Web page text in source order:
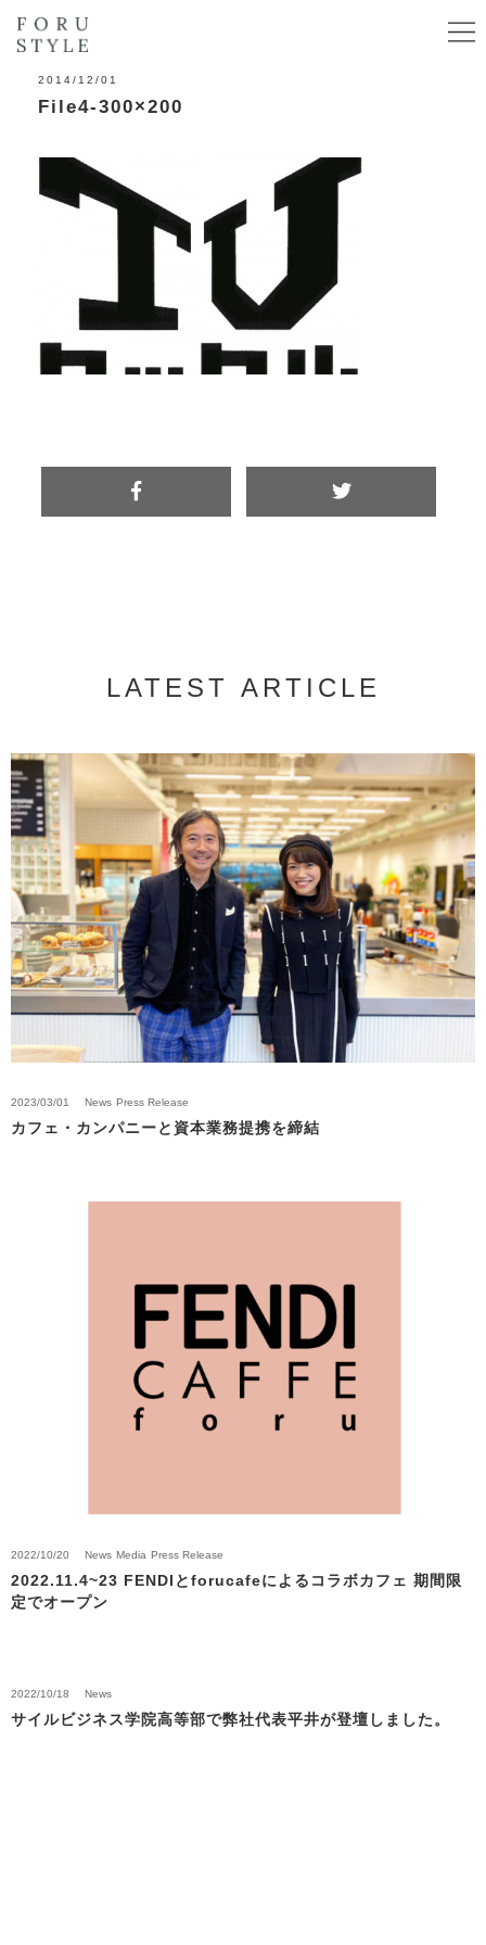
2014/12/01
File4-300×200
LATEST ARTICLE
2023/03/01 News Press Release
カフェ・カンパニーと資本業務提携を締結
2022/10/20 News Media Press Release
2022.11.4~23 FENDIとforucafeによるコラボカフェ 期間限
定でオープン